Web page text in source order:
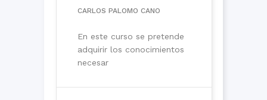
CARLOS PALOMO CANO
En este curso se pretende
adquirir los conocimientos
necesar